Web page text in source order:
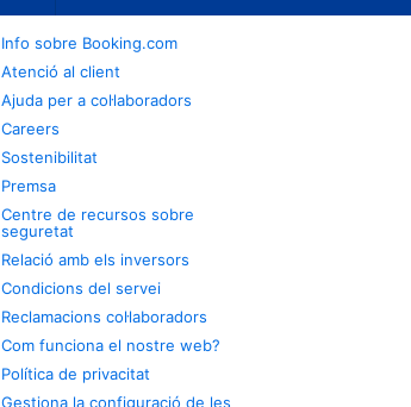
Info sobre Booking.com
Atenció al client
Ajuda per a col·laboradors
Careers
Sostenibilitat
Premsa
Centre de recursos sobre
seguretat
Relació amb els inversors
Condicions del servei
Reclamacions col·laboradors
Com funciona el nostre web?
Política de privacitat
Gestiona la configuració de les